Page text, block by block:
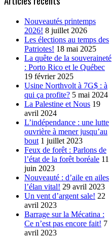
Nouveautés printemps
2026! 8 juillet 2026
Les élections au temps des
Patriotes! 18 mai 2025
La quête de la souveraineté
: Porto Rico et le Québec
19 février 2025
Usine Northvolt à 7G$ : à
qui ça profite? 5 mai 2024
La Palestine et Nous 19
avril 2024
L’indépendance : une lutte
ouvrière à mener jusqu’au
bout 1 juillet 2023
Feux de forêt : Parlons de
l’état de la forêt boréale 11
juin 2023
Nouveauté : d’aile en ailes
l’élan vital! 29 avril 2023
Un vent d’argent sale! 22
avril 2023
Barrage sur la Mécatina :
Ce n’est pas encore fait! 7
avril 2023